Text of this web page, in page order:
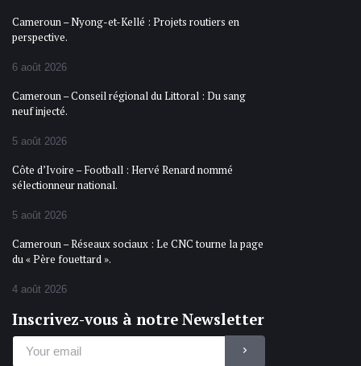
Cameroun – Nyong-et-Kellé : Projets routiers en
perspective.
6 août 2026
Cameroun – Conseil régional du Littoral : Du sang
neuf injecté.
5 août 2026
Côte d’Ivoire – Football : Hervé Renard nommé
sélectionneur national.
5 août 2026
Cameroun – Réseaux sociaux : Le CNC tourne la page
du « Père fouettard ».
4 août 2026
Inscrivez-vous à notre Newsletter